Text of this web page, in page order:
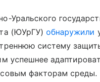
Уральского
(ЮУрГУ)обнаружили
систему
успешнее
факторам среды.